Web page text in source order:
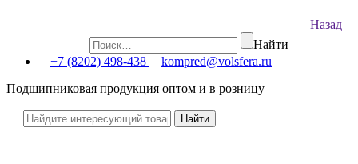
Назад
Найти
+7 (8202) 498-438
kompred@volsfera.ru
Подшипниковая продукция оптом и в розницу